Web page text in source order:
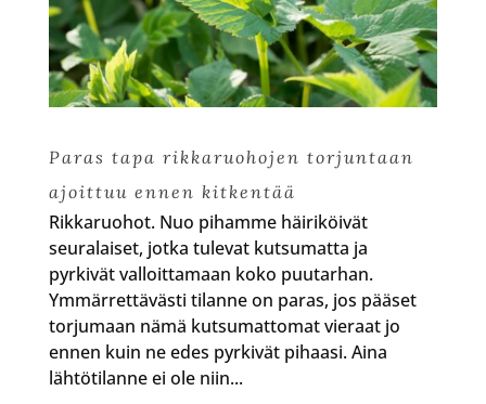
Paras tapa rikkaruohojen torjuntaan
ajoittuu ennen kitkentää
Rikkaruohot. Nuo pihamme häiriköivät
seuralaiset, jotka tulevat kutsumatta ja
pyrkivät valloittamaan koko puutarhan.
Ymmärrettävästi tilanne on paras, jos pääset
torjumaan nämä kutsumattomat vieraat jo
ennen kuin ne edes pyrkivät pihaasi. Aina
lähtötilanne ei ole niin...